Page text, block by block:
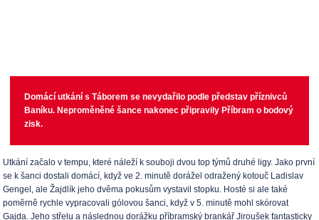
Domácí utkání s Táborem se nevydařilo podle představ příznivců
Baníku. Neproměněné šance nakonec připravily Příbram o bodový
zisk.
Utkání začalo v tempu, které náleží k souboji dvou top týmů druhé ligy. Jako první
se k šanci dostali domácí, když ve 2. minutě dorážel odražený kotouč Ladislav
Gengel, ale Žajdlík jeho dvěma pokusům vystavil stopku. Hosté si ale také
poměrně rychle vypracovali gólovou šanci, když v 5. minutě mohl skórovat
Gajda. Jeho střelu a následnou dorážku příbramský brankář Jiroušek fantasticky